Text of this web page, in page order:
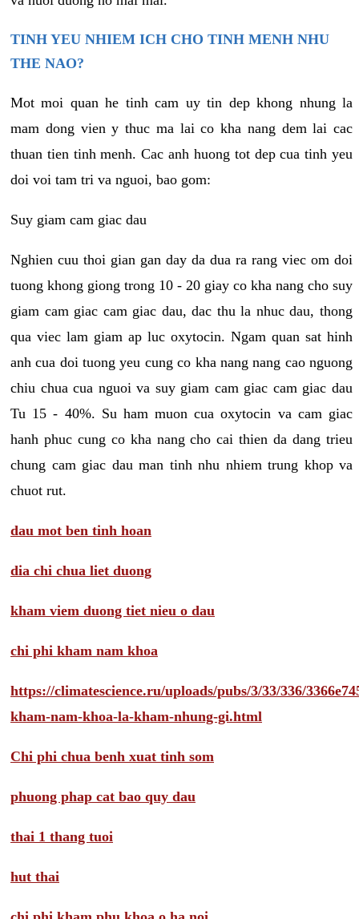
TINH YEU NHIEM ICH CHO TINH MENH NHU
THE NAO?
Mot moi quan he tinh cam uy tin dep khong nhung la
mam dong vien y thuc ma lai co kha nang dem lai cac
thuan tien tinh menh. Cac anh huong tot dep cua tinh yeu
doi voi tam tri va nguoi, bao gom:
Suy giam cam giac dau
Nghien cuu thoi gian gan day da dua ra rang viec om doi
tuong khong giong trong 10 - 20 giay co kha nang cho suy
giam cam giac cam giac dau, dac thu la nhuc dau, thong
qua viec lam giam ap luc oxytocin. Ngam quan sat hinh
anh cua doi tuong yeu cung co kha nang nang cao nguong
chiu chua cua nguoi va suy giam cam giac cam giac dau
Tu 15 - 40%. Su ham muon cua oxytocin va cam giac
hanh phuc cung co kha nang cho cai thien da dang trieu
chung cam giac dau man tinh nhu nhiem trung khop va
chuot rut.
dau mot ben tinh hoan
dia chi chua liet duong
kham viem duong tiet nieu o dau
chi phi kham nam khoa
https://climatescience.ru/uploads/pubs/3/33/336/
kham-nam-khoa-la-kham-nhung-gi.html
Chi phi chua benh xuat tinh som
phuong phap cat bao quy dau
thai 1 thang tuoi
hut thai